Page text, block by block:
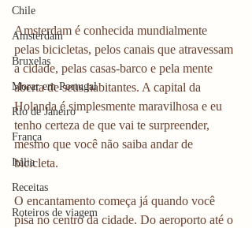
Chile
Amsterdam
Bruxelas
Morar em Portugal
Rio de Janeiro
França
Itália
Receitas
Roteiros de viagem
Amsterdam é conhecida mundialmente
pelas bicicletas, pelos canais que atravessam
a cidade, pelas casas-barco e pela mente
aberta de seus habitantes. A capital da
Holanda é simplesmente maravilhosa e eu
tenho certeza de que vai te surpreender,
mesmo que você não saiba andar de
bicicleta.
O encantamento começa já quando você
pisa no centro da cidade. Do aeroporto até o